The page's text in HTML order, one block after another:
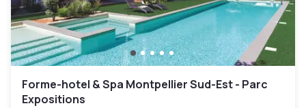
Forme-hotel & Spa Montpellier Sud-Est - Parc
Expositions